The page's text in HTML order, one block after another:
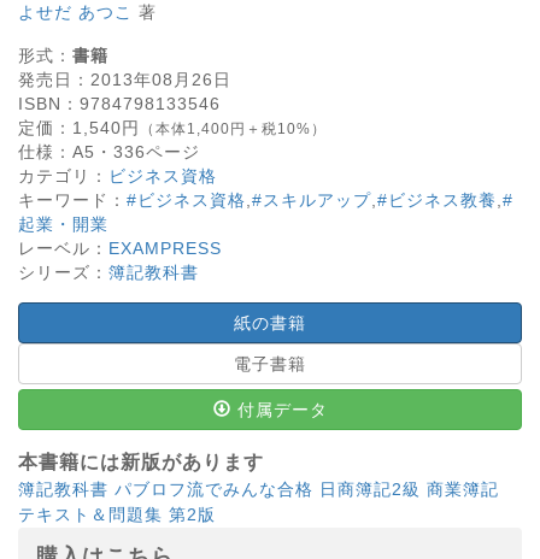
よせだ あつこ 著
形式： 書籍
発売日： 2013年08月26日
ISBN： 9784798133546
定価： 1,540円 （本体1,400円＋税10%）
仕様： A5・ 336ページ
カテゴリ： ビジネス資格
キーワード： #ビジネス資格 #スキルアップ #ビジネス教養 #
起業・開業
レーベル： EXAMPRESS
シリーズ： 簿記教科書
紙の書籍
電子書籍
付属データ
本書籍には新版があります
簿記教科書 パブロフ流でみんな合格 日商簿記2級 商業簿記
テキスト＆問題集 第2版